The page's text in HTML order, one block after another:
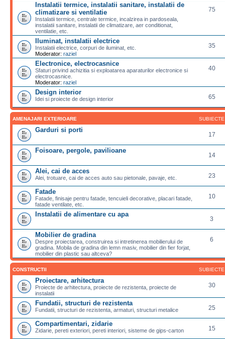
Instalatii termice, instalatii sanitare, instalatii de
climatizare si ventilatie
Instalatii termice, centrale termice, incalzirea in pardoseala,
instalatii sanitare, instalatii de climatizare, aer conditionat,
ventilatie, etc.
75
Iluminat, instalatii electrice
Instalatii electrice, corpuri de iluminat, etc.
Moderator: raziel
35
Electronice, electrocasnice
Sfaturi privind achizitia si exploatarea aparaturilor electronice si
electrocasnice.
Moderator: raziel
40
Design interior
Idei si proiecte de design interior 65
AMENAJARI EXTERIOARE SUBIECTE
Garduri si porti
17
Foisoare, pergole, pavilioane
14
Alei, cai de acces
Alei, trotuare, cai de acces auto sau pietonale, pavaje, etc. 23
Fatade
Fatade, finisaje pentru fatade, tencuieli decorative, placari fatade,
fatade ventilate, etc.
10
Instalatii de alimentare cu apa
3
Mobilier de gradina
Despre proiectarea, construirea si intretinerea mobilierului de
gradina. Mobila de gradina din lemn masiv, mobilier din fier forjat,
mobilier din plastic sau altceva?
6
CONSTRUCTII SUBIECTE
Proiectare, arhitectura
Proiecte de arhitectura, proiecte de rezistenta, proiecte de
instalatii
30
Fundatii, structuri de rezistenta
Fundatii, structuri de rezistenta, armaturi, structuri metalice 25
Compartimentari, zidarie
Zidarie, pereti exteriori, pereti interiori, sisteme de gips-carton 15